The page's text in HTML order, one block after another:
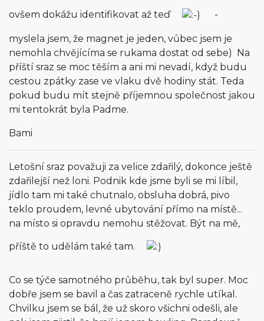
ovšem dokážu identifikovat až teď -
myslela jsem, že magnet je jeden, vůbec jsem je
nemohla chvějícíma se rukama dostat od sebe) Na
příští sraz se moc těším a ani mi nevadí, když budu
cestou zpátky zase ve vlaku dvě hodiny stát. Teda
pokud budu mít stejně příjemnou společnost jakou
mi tentokrát byla Padme.
Bami
Letošní sraz považuji za velice zdařilý, dokonce ještě
zdařilejší než loni. Podnik kde jsme byli se mi líbil,
jídlo tam mi také chutnalo, obsluha dobrá, pivo
teklo proudem, levné ubytování přímo na místě...
na místo si opravdu nemohu stěžovat. Být na mě,
příště to udělám také tam.
Co se týče samotného průběhu, tak byl super. Moc
dobře jsem se bavil a čas zatraceně rychle utíkal.
Chvilku jsem se bál, že už skoro všichni odešli, ale